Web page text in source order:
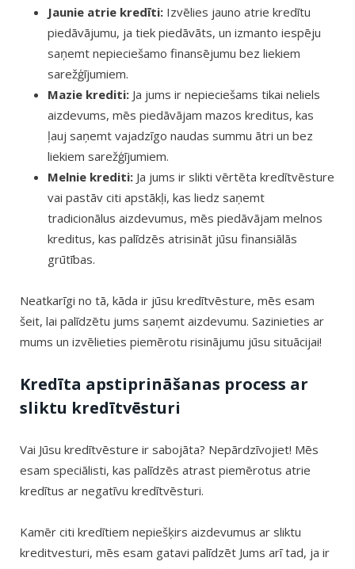
Jaunie atrie kredīti: Izvēlies jauno atrie kredītu
piedāvājumu, ja tiek piedāvāts, un izmanto iespēju
saņemt nepieciešamo finansējumu bez liekiem
sarežģījumiem.
Mazie krediti: Ja jums ir nepieciešams tikai neliels
aizdevums, mēs piedāvājam mazos kreditus, kas
ļauj saņemt vajadzīgo naudas summu ātri un bez
liekiem sarežģījumiem.
Melnie krediti: Ja jums ir slikti vērtēta kredītvēsture
vai pastāv citi apstākļi, kas liedz saņemt
tradicionālus aizdevumus, mēs piedāvājam melnos
kreditus, kas palīdzēs atrisināt jūsu finansiālās
grūtības.
Neatkarīgi no tā, kāda ir jūsu kredītvēsture, mēs esam
šeit, lai palīdzētu jums saņemt aizdevumu. Sazinieties ar
mums un izvēlieties piemērotu risinājumu jūsu situācijai!
Kredīta apstiprināšanas process ar
sliktu kredītvēsturi
Vai Jūsu kredītvēsture ir sabojāta? Nepārdzīvojiet! Mēs
esam speciālisti, kas palīdzēs atrast piemērotus atrie
kredītus ar negatīvu kredītvēsturi.
Kamēr citi kredītiem nepiešķirs aizdevumus ar sliktu
kreditvesturi, mēs esam gatavi palīdzēt Jums arī tad, ja ir